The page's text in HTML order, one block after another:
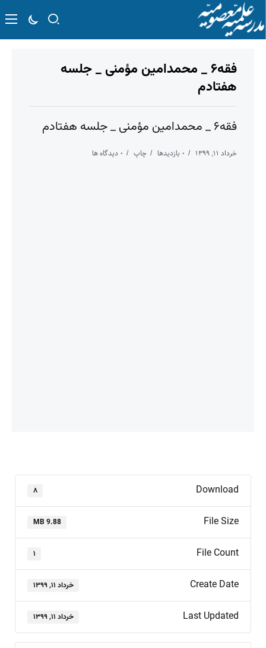
فقه۶ _ محمدامین مؤمنی _ جلسه
هفتادم
فقه۶ _ محمدامین مؤمنی _ جلسه هفتادم
خرداد ۱۱, ۱۳۹۹ ۰ بازدیدها چاپ ۰ دیدگاه ها
Download ۸
File Size
9.88 MB
File Count ۱
Create Date خرداد ۱۱, ۱۳۹۹
Last Updated خرداد ۱۱, ۱۳۹۹